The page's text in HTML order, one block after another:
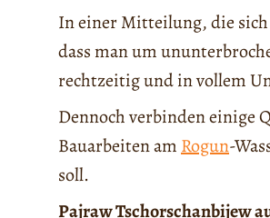
In einer Mitteilung, die
dass man um
rechtzeitig und in vollem
Dennoch verbinden einige
Bauarbeiten am Rogun-
soll.
Pajraw Tschorschanbijew